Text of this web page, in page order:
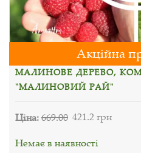
Акційна
МАЛИНОВЕ ДЕРЕВО,
"МАЛИНОВИЙ РАЙ"
Ціна:669.00 421.2 грн
Немає в наявності